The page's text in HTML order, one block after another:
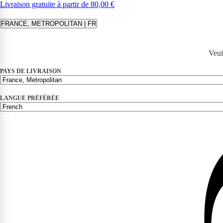
Livraison gratuite à partir de 80,00 €
FRANCE, METROPOLITAN | FR
PAYS DE LIVRAISON
LANGUE PRÉFÉRÉE